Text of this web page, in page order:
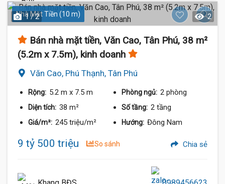
Nhà Mặt Tiền (10 m)
1 / 2 2
Bán nhà mặt tiền, Văn Cao, Tân Phú, 38 m²
(5.2m x 7.5m), kinh doanh
Văn Cao, Phú Thạnh, Tân Phú
Rộng: 5.2 m x 7.5 m Phòng ngủ: 2 phòng
Diện tích: 38 m² Số tầng: 2 tầng
Giá/m²: 245 triệu/m² Hướng: Đông Nam
9 tỷ 500 triệu So sánh Chia sẻ